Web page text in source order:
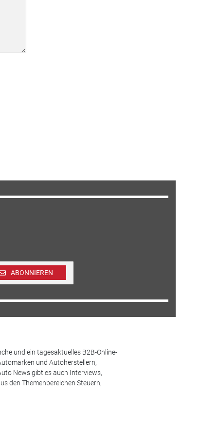
ABONNIEREN
und ein tagesaktuelles B2B-Online-
und Autoherstellern,
News gibt es auch Interviews,
den Themenbereichen Steuern,